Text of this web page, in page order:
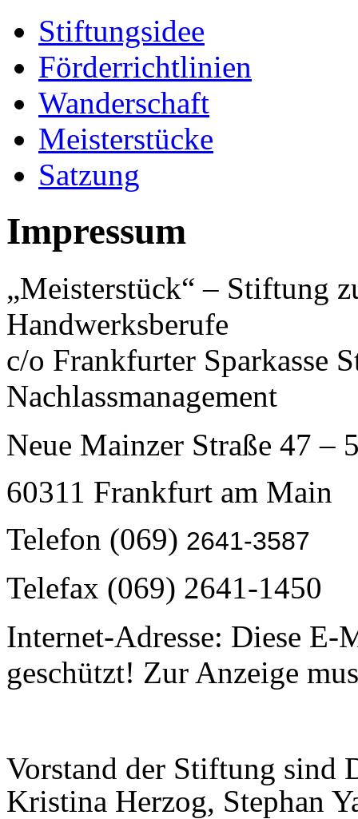
Stiftungsidee
Förderrichtlinien
Wanderschaft
Meisterstücke
Satzung
Impressum
„Meisterstück“ – Stiftung
Handwerksberufe
c/o Frankfurter Sparkasse
Nachlassmanagement
Neue Mainzer Straße 47 –
60311 Frankfurt am Main
Telefon (069) 2641-3587
Telefax (069) 2641-1450
Internet-Adresse: Diese E-
geschützt! Zur Anzeige
Vorstand der Stiftung sind
Kristina Herzog, Stephan